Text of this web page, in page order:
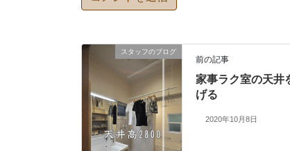
スタッフのブログ
前の記事
家事ラク室の天井
げる
2020年10月8日